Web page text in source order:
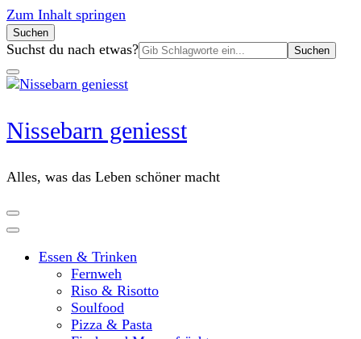
Zum Inhalt springen
Suchen
Suchen
nach:
Suchst du nach etwas?
Nissebarn geniesst
Alles, was das Leben schöner macht
Essen & Trinken
Fernweh
Riso & Risotto
Soulfood
Pizza & Pasta